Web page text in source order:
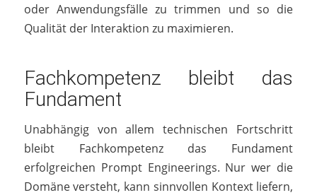
oder Anwendungsfälle zu trimmen und so die
Qualität der Interaktion zu maximieren.
Fachkompetenz bleibt das
Fundament
Unabhängig von allem technischen Fortschritt
bleibt Fachkompetenz das Fundament
erfolgreichen Prompt Engineerings. Nur wer die
Domäne versteht, kann sinnvollen Kontext liefern,